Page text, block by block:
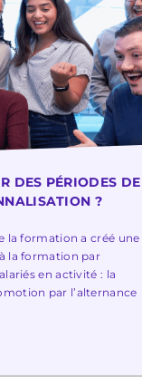
DES PÉRIODES DE
?
la formation a créé une
la formation par
en activité : la
par l’alternance